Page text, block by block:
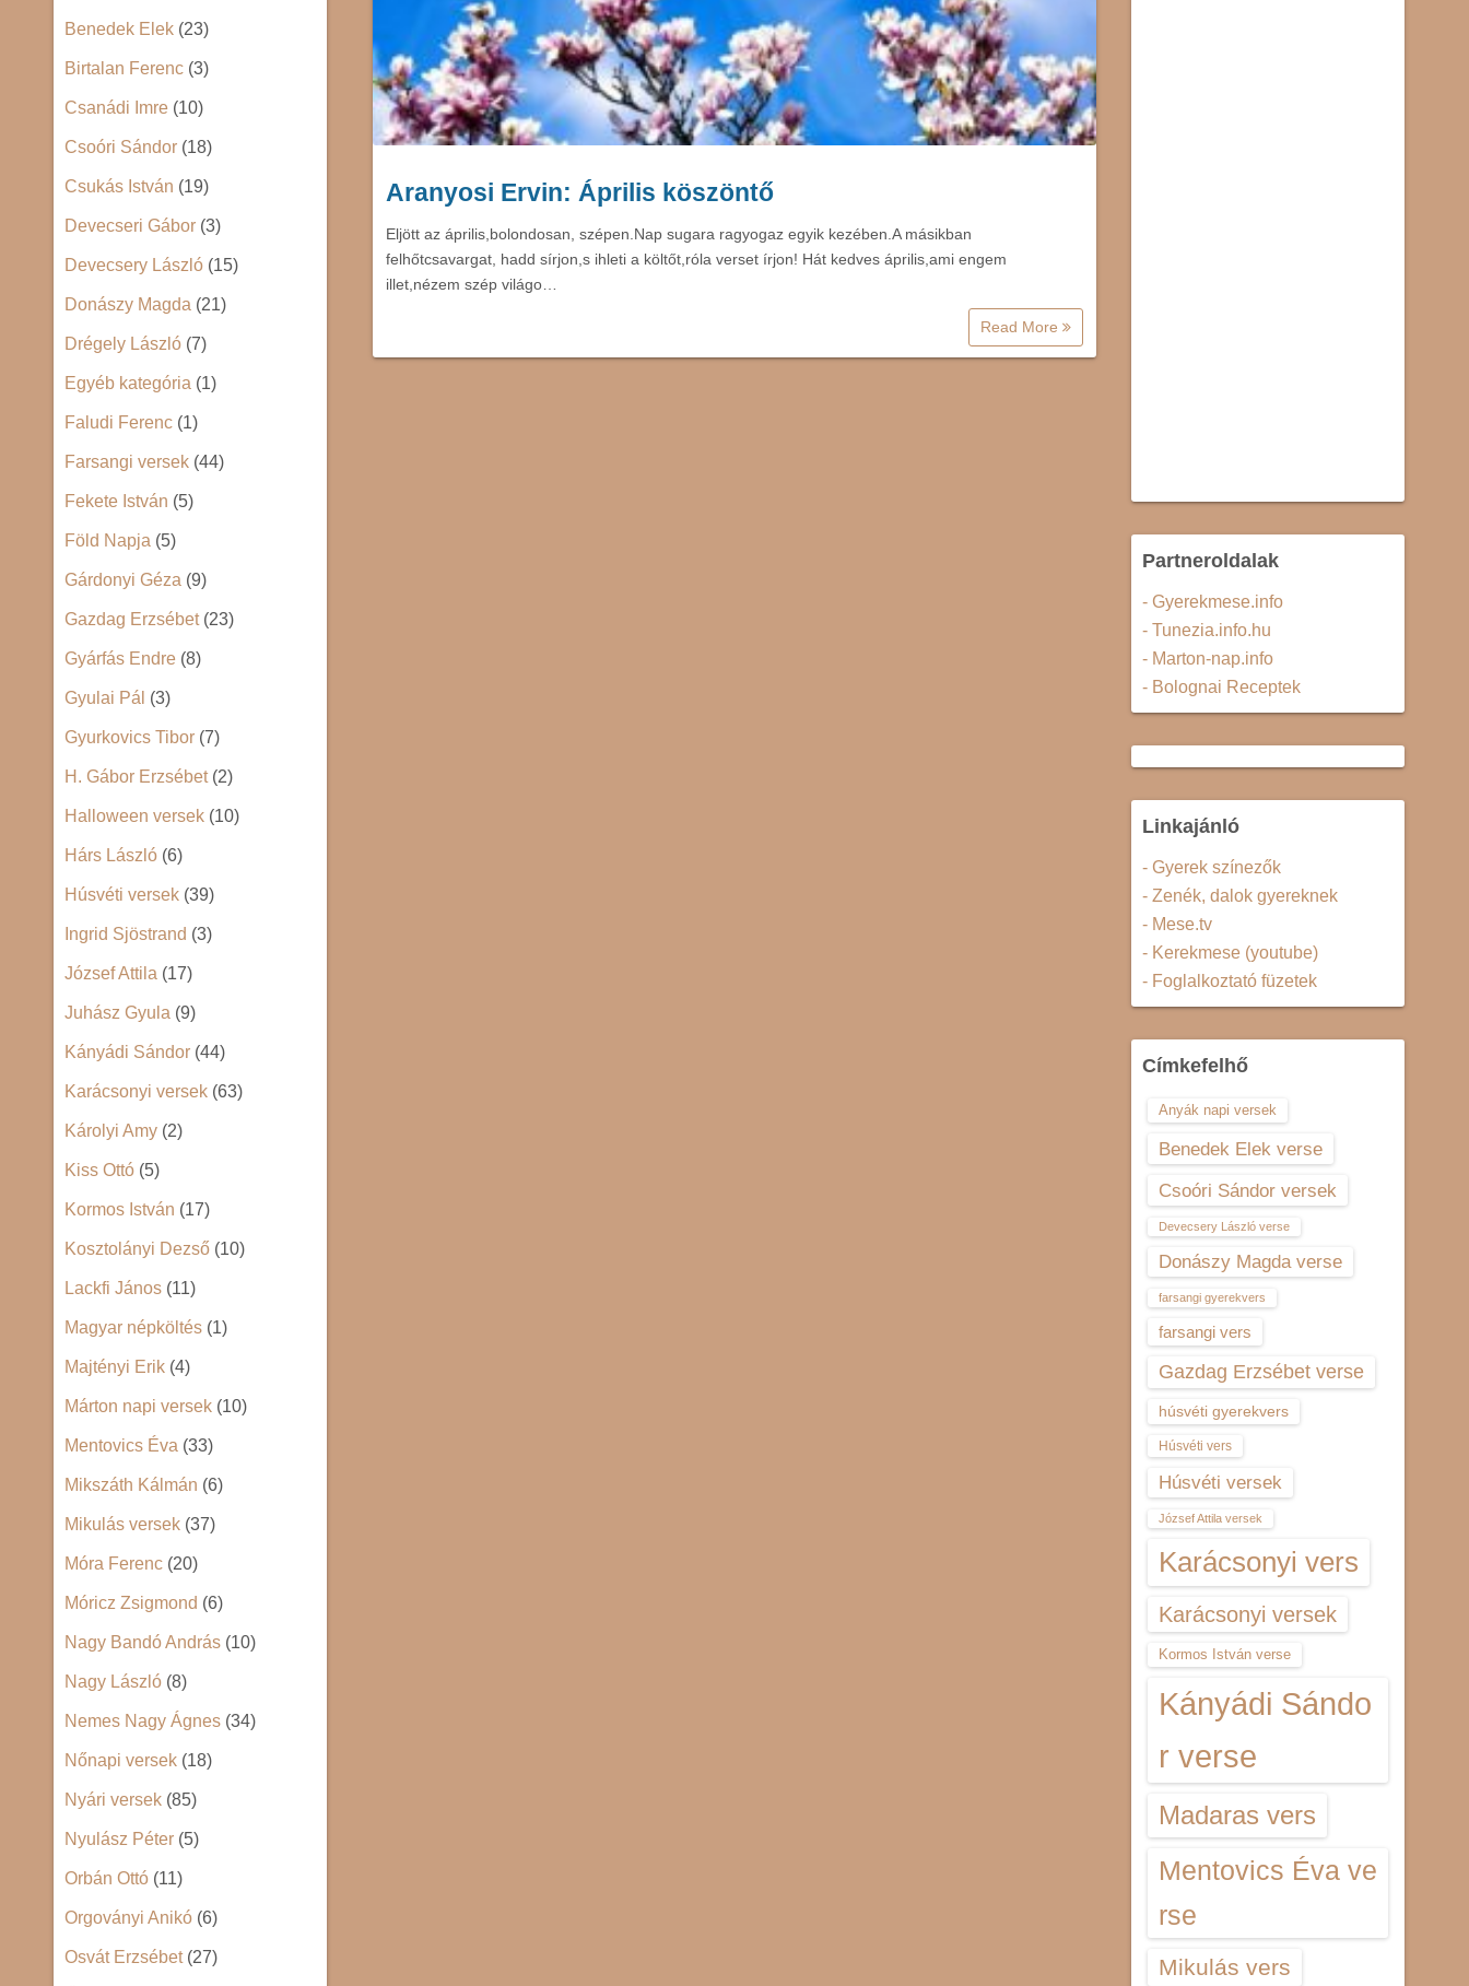
Aranyosi Ervin: Április köszöntő
Eljött az április,bolondosan, szépen.Nap sugara ragyogaz egyik kezében.A másikban
felhőtcsavargat, hadd sírjon,s ihleti a költőt,róla verset írjon! Hát kedves április,ami engem
illet,nézem szép világo…
Read More
Benedek Elek (23)
Birtalan Ferenc (3)
Csanádi Imre (10)
Csoóri Sándor (18)
Csukás István (19)
Devecseri Gábor (3)
Devecsery László (15)
Donászy Magda (21)
Drégely László (7)
Egyéb kategória (1)
Faludi Ferenc (1)
Farsangi versek (44)
Fekete István (5)
Föld Napja (5)
Gárdonyi Géza (9)
Gazdag Erzsébet(23)
Gyárfás Endre (8)
Gyulai Pál (3)
Gyurkovics Tibor (7)
H. Gábor Erzsébet(2)
Halloween versek (10)
Hárs László (6)
Húsvéti versek (39)
Ingrid Sjöstrand (3)
József Attila (17)
Juhász Gyula (9)
Kányádi Sándor (44)
Karácsonyi versek (63)
Károlyi Amy (2)
Kiss Ottó (5)
Kormos István (17)
Kosztolányi Dezső (10)
Lackfi János (11)
Magyar népköltés (1)
Majtényi Erik (4)
Márton napi versek (10)
Mentovics Éva (33)
Mikszáth Kálmán (6)
Mikulás versek (37)
Móra Ferenc (20)
Móricz Zsigmond (6)
Nagy Bandó András (10)
Nagy László (8)
Nemes Nagy Ágnes (34)
Nőnapi versek (18)
Nyári versek (85)
Nyulász Péter (5)
Orbán Ottó (11)
Orgoványi Anikó (6)
Osvát Erzsébet(27)
Partneroldalak
- Gyerekmese.info
- Tunezia.info.hu
- Marton-nap.info
- Bolognai Receptek
Linkajánló
- Gyerek színezők
- Zenék, dalok gyereknek
- Mese.tv
- Kerekmese (youtube)
- Foglalkoztató füzetek
Címkefelhő
Anyák napi versek
Benedek Elek verse
Csoóri Sándor versek
Devecsery László verse
Donászy Magda verse
farsangi gyerekvers
farsangi vers
Gazdag Erzsébet verse
húsvéti gyerekvers
Húsvéti vers
Húsvéti versek
József Attila versek
Karácsonyi vers
Karácsonyi versek
Kormos István verse
Kányádi Sándo
r verse
Madaras vers
Mentovics Éva ve
rse
Mikulás vers